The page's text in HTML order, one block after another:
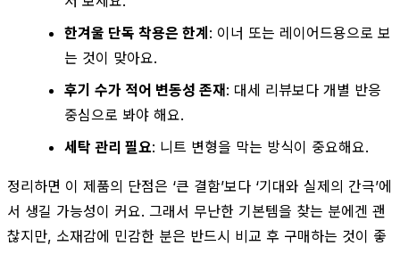
한겨울 단독 착용은 한계: 이너 또는 레이어드용으로 보
는 것이 맞아요.
후기 수가 적어 변동성 존재: 대세 리뷰보다 개별 반응
중심으로 봐야 해요.
세탁 관리 필요: 니트 변형을 막는 방식이 중요해요.
정리하면 이 제품의 단점은 ‘큰 결함’보다 ‘기대와 실제의 간극’에
서 생길 가능성이 커요. 그래서 무난한 기본템을 찾는 분에겐 괜
찮지만, 소재감에 민감한 분은 반드시 비교 후 구매하는 것이 좋